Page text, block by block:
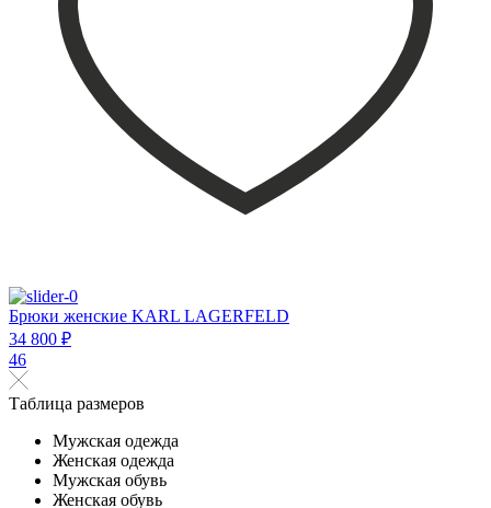
Брюки женские KARL LAGERFELD
34 800 ₽
46
Таблица размеров
Мужская одежда
Женская одежда
Мужская обувь
Женская обувь